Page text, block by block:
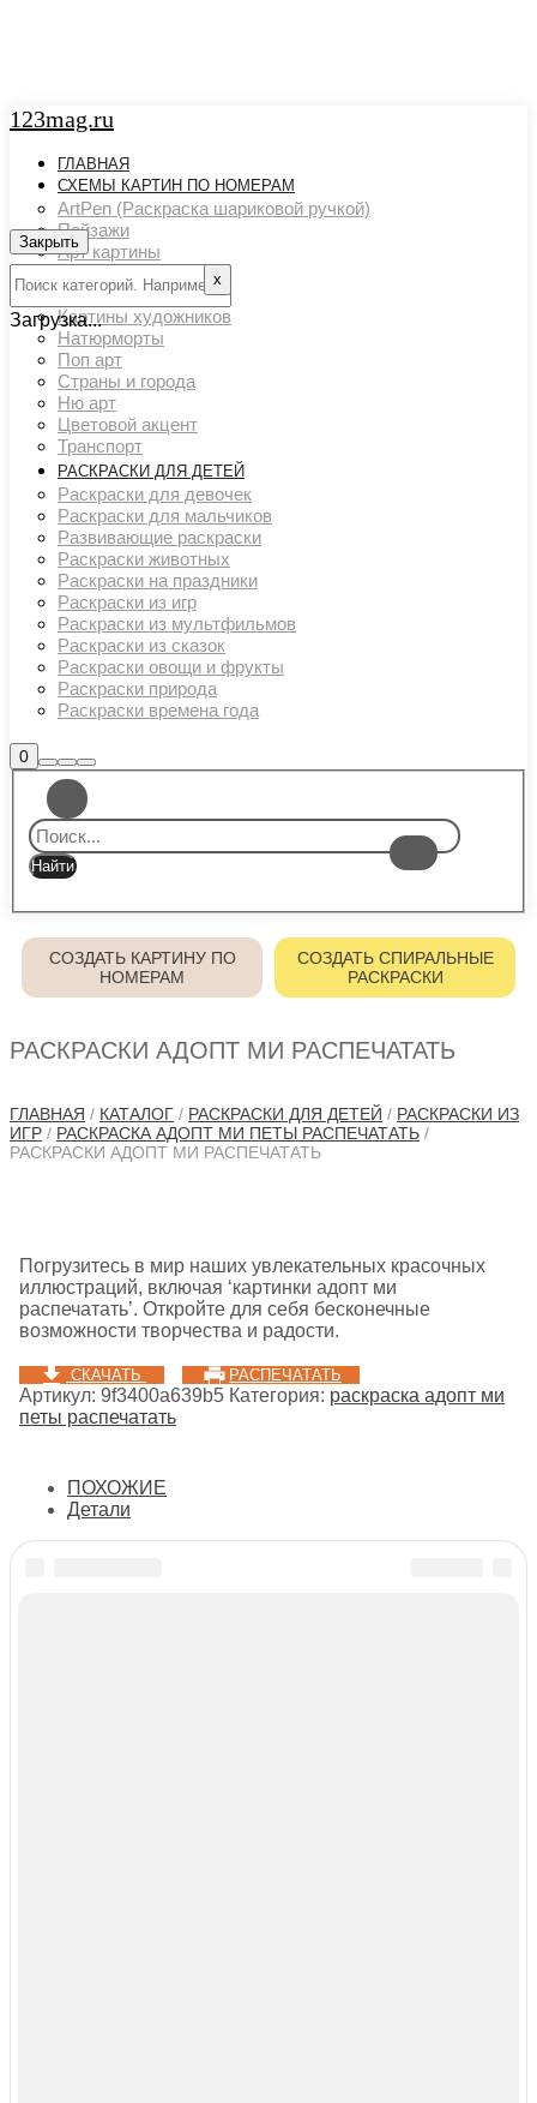
123mag.ru
ГЛАВНАЯ
СХЕМЫ КАРТИН ПО НОМЕРАМ
ArtPen (Раскраска шариковой ручкой)
Пейзажи
Арт картины
Люди
Картины художников
Натюрморты
Поп арт
Страны и города
Ню арт
Цветовой акцент
Транспорт
РАСКРАСКИ ДЛЯ ДЕТЕЙ
Раскраски для девочек
Раскраски для мальчиков
Развивающие раскраски
Раскраски животных
Раскраски на праздники
Раскраски из игр
Раскраски из мультфильмов
Раскраски из сказок
Раскраски овощи и фрукты
Раскраски природа
Раскраски времена года
0Боковая
панель
магазина
Найти
Больше
информации
Главное
меню
СОЗДАТЬ КАРТИНУ ПО
НОМЕРАМ
СОЗДАТЬ СПИРАЛЬНЫЕ
РАСКРАСКИ
РАСКРАСКИ АДОПТ МИ РАСПЕЧАТАТЬ
ГЛАВНАЯ / КАТАЛОГ / РАСКРАСКИ ДЛЯ ДЕТЕЙ / РАСКРАСКИ ИЗ
ИГР / РАСКРАСКА АДОПТ МИ ПЕТЫ РАСПЕЧАТАТЬ /
РАСКРАСКИ АДОПТ МИ РАСПЕЧАТАТЬ
Погрузитесь в мир наших увлекательных красочных
иллюстраций, включая ‘картинки адопт ми
распечатать’. Откройте для себя бесконечные
возможности творчества и радости.
СКАЧАТЬ РАСПЕЧАТАТЬ
Артикул: 9f3400a639b5 Категория: раскраска адопт ми
петы распечатать
ПОХОЖИЕ
Детали
Закрыть
х
Загрузка...